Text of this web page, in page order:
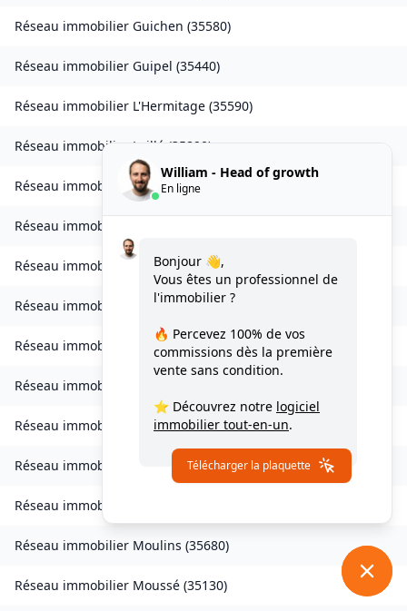
Réseau immobilier Guichen (35580)
Réseau immobilier Guipel (35440)
Réseau immobilier L'Hermitage (35590)
Réseau immobilier Laillé (35890)
Réseau immobilierLandavran(
Réseau immobilier
Réseau immobilier Lohéac(35550)
Réseau immobilier Longaulnay(35190
Réseau immobilier Loutehel(35330)
Réseau immobilier
Réseau immobilier Martigné-Ferchaud(35640
Réseau immobilier 35380)
Réseau immobilier
Réseau immobilier Moulins (35680)
Réseau immobilier Moussé (35130)
William - Head of growth
En ligne
Bonjour 👋,
Vous êtes un professionnel de
l'immobilier ?
🔥 Percevez 100% de vos
commissions dès la première
vente sans condition.
⭐ Découvrez notre logiciel
immobilier tout-en-un.
Télécharger la plaquette